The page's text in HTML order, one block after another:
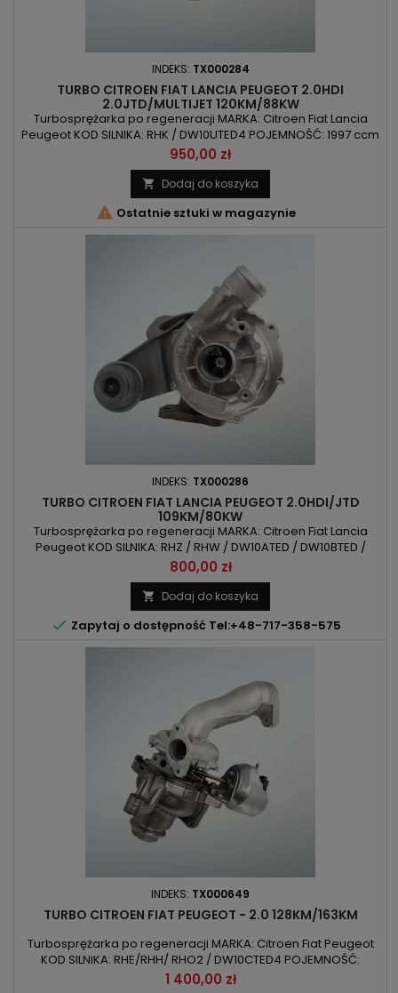
INDEKS: TX000284
TURBO CITROEN FIAT LANCIA PEUGEOT 2.0HDI
2.0JTD/MULTIJET 120KM/88KW
Turbosprężarka po regeneracji MARKA: Citroen Fiat Lancia
Peugeot KOD SILNIKA: RHK / DW10UTED4 POJEMNOŚĆ: 1997 ccm
2.0HDI / 2.0JTD / 2.0MULTIJET MOC: 88kW/120KM ROK
PRODUKCJI: Od 2006r
Cena
950,00 zł
 Dodaj do koszyka
 Ostatnie sztuki w magazynie
INDEKS: TX000286
TURBO CITROEN FIAT LANCIA PEUGEOT 2.0HDI/JTD
109KM/80KW
Turbosprężarka po regeneracji MARKA: Citroen Fiat Lancia
Peugeot KOD SILNIKA: RHZ / RHW / DW10ATED / DW10BTED /
DW10ATED4 POJEMNOŚĆ: 1997 ccm 2.0HDI / 2.0JTD MOC:
80kW/109KM ROK PRODUKCJI: Od 1999r
Cena
800,00 zł
 Dodaj do koszyka
 Zapytaj o dostępność Tel:+48-717-358-575
INDEKS: TX000649
TURBO CITROEN FIAT PEUGEOT - 2.0 128KM/163KM
Turbosprężarka po regeneracji MARKA: Citroen Fiat Peugeot
KOD SILNIKA: RHE/RHH/ RHO2 / DW10CTED4 POJEMNOŚĆ:
1997ccm 2.0HDI , 2.0Multiejt MOC: 94kW/128KM 120kW/163KM
Cena
1 400,00 zł